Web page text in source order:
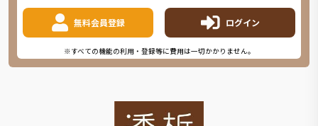
無料会員登録 ログイン
※すべての機能の利用・登録等に費用は一切かかりません。